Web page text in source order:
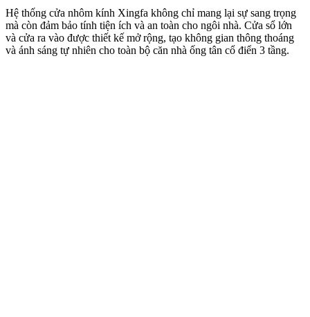
Hệ thống cửa nhôm kính Xingfa không chỉ mang lại sự sang trọng
mà còn đảm bảo tính tiện ích và an toàn cho ngôi nhà. Cửa sổ lớn
và cửa ra vào được thiết kế mở rộng, tạo không gian thông thoáng
và ánh sáng tự nhiên cho toàn bộ căn nhà ống tân cổ điển 3 tầng.